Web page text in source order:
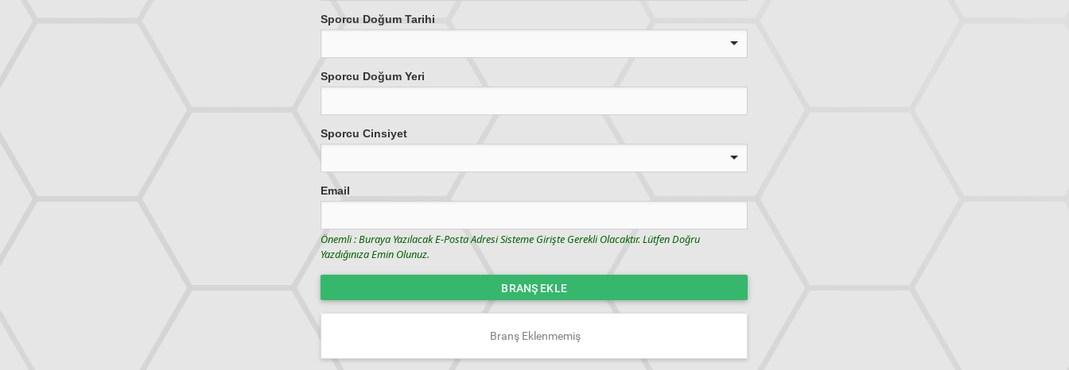
Sporcu Doğum Tarihi
Sporcu Doğum Yeri
Sporcu Cinsiyet
Email
Önemli : Buraya Yazılacak E-Posta Adresi Sisteme Girişte Gerekli Olacaktır. Lütfen Doğru
Yazdığınıza Emin Olunuz.
BRANŞ EKLE
Branş Eklenmemiş